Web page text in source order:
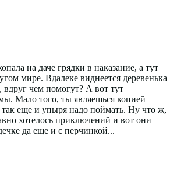
на даче грядки в наказание, а тут
мире. Вдалеке виднеется деревенька
чем помогут? А вот тут
Мало того, ты являешься копией
еще и упыря надо поймать. Ну что ж,
хотелось приключений и вот они
да еще и с перчинкой...